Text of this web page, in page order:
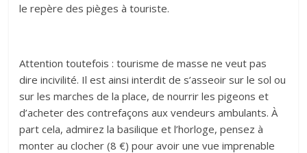
le repère des pièges à touriste.
Attention toutefois : tourisme de masse ne veut pas
dire incivilité. Il est ainsi interdit de s’asseoir sur le sol ou
sur les marches de la place, de nourrir les pigeons et
d’acheter des contrefaçons aux vendeurs ambulants. À
part cela, admirez la basilique et l’horloge, pensez à
monter au clocher (8 €) pour avoir une vue imprenable